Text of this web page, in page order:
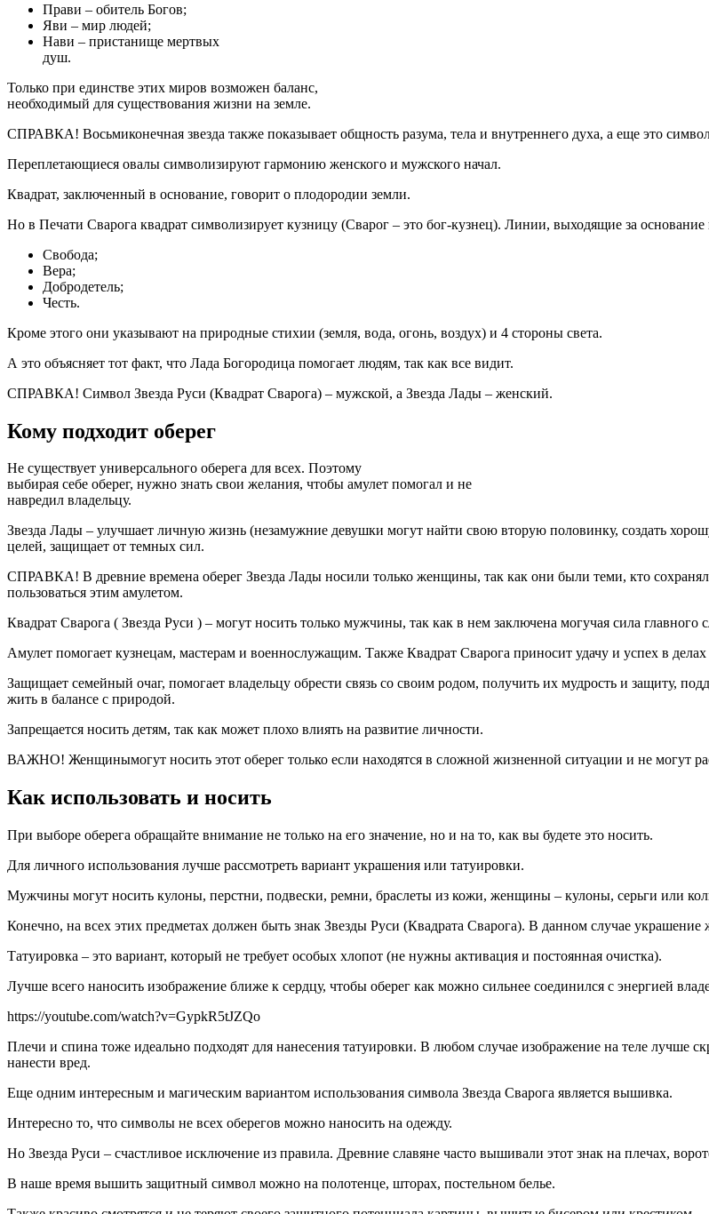
Прави – обитель Богов;
Яви – мир людей;
Нави – пристанище мертвых
душ.
Только при единстве этих миров возможен баланс,
необходимый для существования жизни на земле.
СПРАВКА! Восьмиконечная звезда также показывает общность разума, тела и внутреннего духа, а еще это
Переплетающиеся овалы символизируют гармонию женского и мужского начал.
Квадрат, заключенный в основание, говорит о плодородии земли.
Но в Печати Сварога квадрат символизирует кузницу (Сварог – это бог-кузнец). Линии, выходящие за основание
Свобода;
Вера;
Добродетель;
Честь.
Кроме этого они указывают на природные стихии (земля, вода, огонь, воздух) и 4 стороны света.
А это объясняет тот факт, что Лада Богородица помогает людям, так как все видит.
СПРАВКА! Символ Звезда Руси (Квадрат Сварога) – мужской, а Звезда Лады – женский.
Кому подходит оберег
Не существует универсального оберега для всех. Поэтому
выбирая себе оберег, нужно знать свои желания, чтобы амулет помогал и не
навредил владельцу.
Звезда Лады – улучшает личную жизнь (незамужние девушки могут найти свою вторую половинку, создать
целей, защищает от темных сил.
СПРАВКА! В древние времена оберег Звезда Лады носили только женщины, так как они были теми, кто
пользоваться этим амулетом.
Квадрат Сварога ( Звезда Руси ) – могут носить только мужчины, так как в нем заключена могучая сила главного
Амулет помогает кузнецам, мастерам и военнослужащим. Также Квадрат Сварога приносит удачу и успех в
Защищает семейный очаг, помогает владельцу обрести связь со своим родом, получить их мудрость и защиту,
жить в балансе с природой.
Запрещается носить детям, так как может плохо влиять на развитие личности.
ВАЖНО! Женщинымогут носить этот оберег только если находятся в сложной жизненной ситуации и не могут
Как использовать и носить
При выборе оберега обращайте внимание не только на его значение, но и на то, как вы будете это носить.
Для личного использования лучше рассмотреть вариант украшения или татуировки.
Мужчины могут носить кулоны, перстни, подвески, ремни, браслеты из кожи, женщины – кулоны, серьги или
Конечно, на всех этих предметах должен быть знак Звезды Руси (Квадрата Сварога). В данном случае украшение
Татуировка – это вариант, который не требует особых хлопот (не нужны активация и постоянная очистка).
Лучше всего наносить изображение ближе к сердцу, чтобы оберег как можно сильнее соединился с энергией
https://youtube.com/watch?v=GypkR5tJZQo
Плечи и спина тоже идеально подходят для нанесения татуировки. В любом случае изображение на теле лучше
нанести вред.
Еще одним интересным и магическим вариантом использования символа Звезда Сварога является вышивка.
Интересно то, что символы не всех оберегов можно наносить на одежду.
Но Звезда Руси – счастливое исключение из правила. Древние славяне часто вышивали этот знак на плечах,
В наше время вышить защитный символ можно на полотенце, шторах, постельном белье.